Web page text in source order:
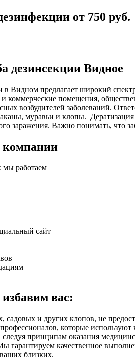
от 750 руб.
дезинсекции Видное
Видном предлагает широкий
коммерческие помещения,
возбудителей заболеваний.
муравьи и клопы.
заражения. Важно понимать, что
работаем
сайт
вас:
и других клопов, не
которые
принципам оказания
гарантируем качественное
близких.